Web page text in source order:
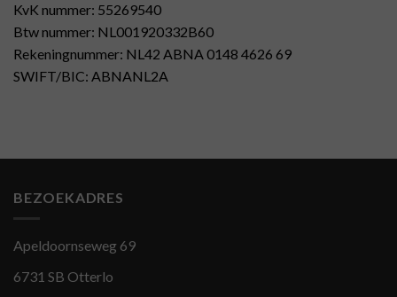
KvK nummer: 55269540
Btw nummer: NL001920332B60
Rekeningnummer: NL42 ABNA 0148 4626 69
SWIFT/BIC: ABNANL2A
BEZOEKADRES
Apeldoornseweg 69
6731 SB Otterlo